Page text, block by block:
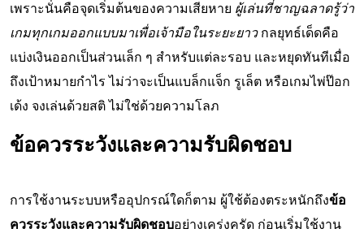
เพราะนั่นคือจุดเริ่มต้นของความเสียหาย ผู้เล่นที่ชาญฉลาดรู้ว่า
เกมทุกเกมออกแบบมาเพื่อเจ้ามือในระยะยาวกลยุทธ์เด็ดคือ
แบ่งเงินออกเป็นส่วนเล็ก ๆ สำหรับแต่ละรอบ และหยุดทันทีเมื่อ
ถึงเป้าหมายกำไร ไม่ว่าจะเป็นแบล็กแจ็ก รูเล็ต หรือเกมไพ่ป๊อก
เด้ง จงเล่นด้วยสติ ไม่ใช่ด้วยความโลภ
ข้อควรระวังและความรับผิดชอบ
การใช้งานระบบหรืออุปกรณ์ใดก็ตาม ผู้ใช้ต้องตระหนักถึงข้อ
ควรระวังและความรับผิดชอบอย่างเคร่งครัด ก่อนเริ่มใช้งาน